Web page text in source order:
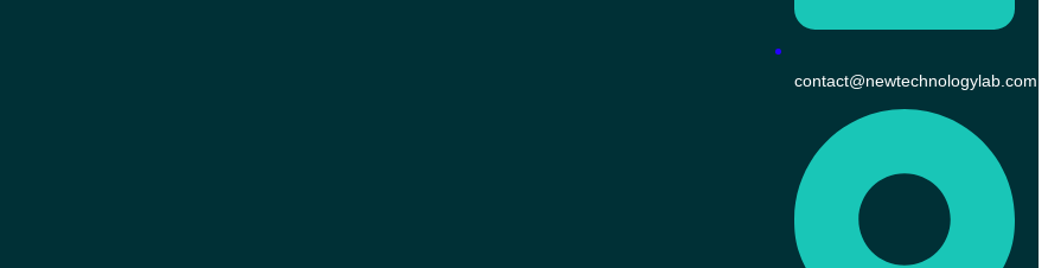
contact@newtechnologylab.com